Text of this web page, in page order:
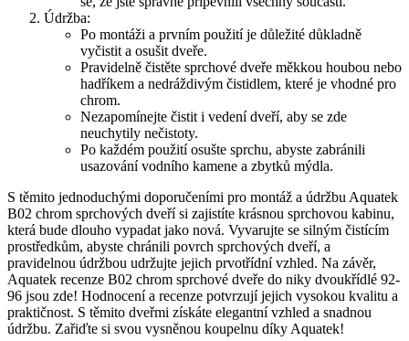
Údržba:
Po montáži a prvním použití je důležité důkladně
vyčistit a osušit dveře.
Pravidelně čistěte sprchové dveře měkkou houbou nebo
hadříkem a nedráždivým čistidlem, které je vhodné pro
chrom.
Nezapomínejte čistit i vedení dveří, aby se zde
neuchytily nečistoty.
Po každém použití osušte sprchu, abyste zabránili
usazování vodního kamene a zbytků mýdla.
S těmito jednoduchými doporučeními pro montáž a údržbu Aquatek
B02 chrom sprchových dveří si zajistíte krásnou sprchovou kabinu,
která bude dlouho vypadat jako nová. Vyvarujte se silným čistícím
prostředkům, abyste chránili povrch sprchových dveří, a
pravidelnou údržbou udržujte jejich prvotřídní vzhled. Na závěr,
Aquatek recenze B02 chrom sprchové dveře do niky dvoukřídlé 92-
96 jsou zde! Hodnocení a recenze potvrzují jejich vysokou kvalitu a
praktičnost. S těmito dveřmi získáte elegantní vzhled a snadnou
údržbu. Zařiďte si svou vysněnou koupelnu díky Aquatek!